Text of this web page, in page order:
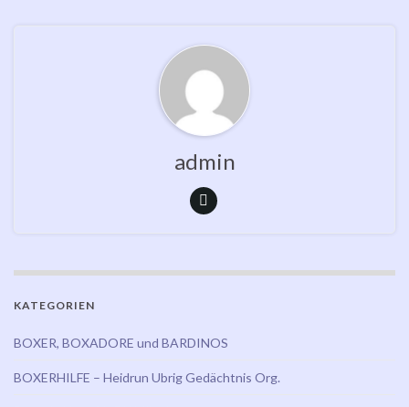
admin
KATEGORIEN
BOXER, BOXADORE und BARDINOS
BOXERHILFE – Heidrun Ubrig Gedächtnis Org.